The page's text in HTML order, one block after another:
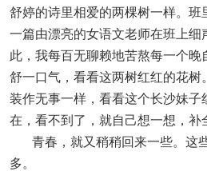
舒婷的诗里相爱的两棵树一样。班
一篇由漂亮的女语文老师在班上细
此，我每百无聊赖地苦熬每一个
舒一口气，看看这两树红红的花
装作无事一样，看看这个长沙妹
在，看不到了，就自己想一想，补
青春，就又稍稍回来一些。这
多。